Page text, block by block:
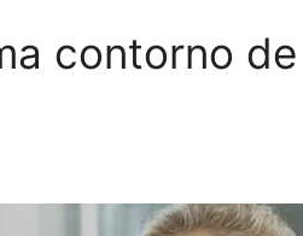
contorno de